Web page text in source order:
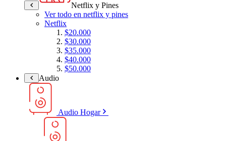
Netflix y Pines
Ver todo en netflix y pines
Netflix
$20.000
$30.000
$35.000
$40.000
$50.000
Audio
Audio Hogar